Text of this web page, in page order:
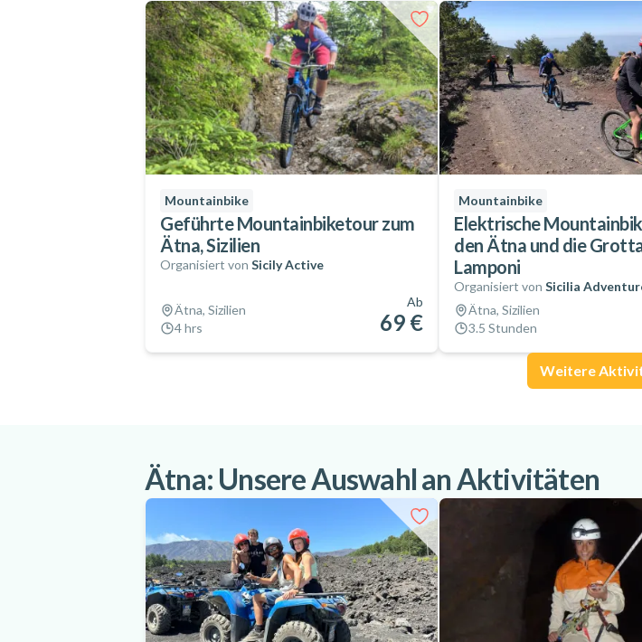
Mountainbike
Geführte Mountainbiketour zum
Ätna, Sizilien
Organisiert von Sicily Active
Ätna, Sizilien
4 hrs
Ab
69 €
Mountainbike
Elektrische
den Ätna und die
Lamponi
Organisiert von Sicilia
Ätna, Sizilien
3.5 Stunden
Weitere
Ätna: Unsere Auswahl an Aktivitäten